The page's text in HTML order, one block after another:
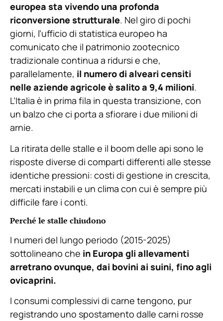
europea sta vivendo una profonda
riconversione strutturale. Nel giro di pochi
giorni, l’ufficio di statistica europeo ha
comunicato che il patrimonio zootecnico
tradizionale continua a ridursi e che,
parallelamente, il numero di alveari censiti
nelle aziende agricole è salito a 9,4 milioni.
L’Italia è in prima fila in questa transizione, con
un balzo che ci porta a sfiorare i due milioni di
arnie.
La ritirata delle stalle e il boom delle api sono le
risposte diverse di comparti differenti alle stesse
identiche pressioni: costi di gestione in crescita,
mercati instabili e un clima con cui è sempre più
difficile fare i conti.
Perché le stalle chiudono
I numeri del lungo periodo (2015-2025)
sottolineano che in Europa gli allevamenti
arretrano ovunque, dai bovini ai suini, fino agli
ovicaprini.
I consumi complessivi di carne tengono, pur
registrando uno spostamento dalle carni rosse